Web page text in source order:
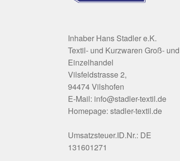
Inhaber Hans Stadler e.K.
Textil- und Kurzwaren Groß- und
Einzelhandel
Vilsfeldstrasse 2,
94474 Vilshofen
E-Mail: info@stadler-textil.de
Homepage: stadler-textil.de
Umsatzsteuer.ID.Nr.: DE
131601271